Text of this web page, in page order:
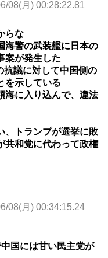
08(月) 00:28:22.81
らな
海警の武装艦に日本の
案が発生した
抗議に対して中国側の
を示している
海に入り込んで、違法
、トランプが選挙に敗
共和党に代わって政権
08(月) 00:34:15.24
国には甘い民主党が